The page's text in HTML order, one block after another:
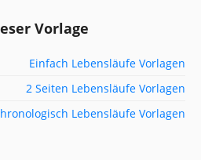
Vorlage
Einfach Lebensläufe Vorlagen
2 Seiten Lebensläufe Vorlagen
Lebensläufe Vorlagen